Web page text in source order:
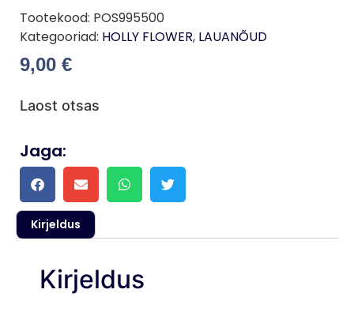
Tootekood: POS995500
Kategooriad: HOLLY FLOWER, LAUANÕUD
9,00 €
Laost otsas
Jaga:
Kirjeldus
Kirjeldus